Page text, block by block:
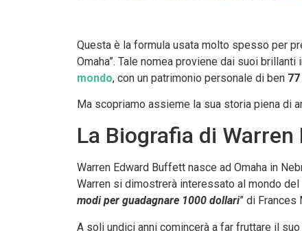
Questa è la formula usata molto spesso per
Omaha”. Tale nomea proviene dai suoi
mondo, con un patrimonio personale di ben
Ma scopriamo assieme la sua storia piena di
La Biografia di
Warren Edward Buffett nasce ad Omaha in
Warren si dimostrerà interessato al mondo
modi per guadagnare 1000 dollari” di Frances
A soli undici anni comincerà a far fruttare il